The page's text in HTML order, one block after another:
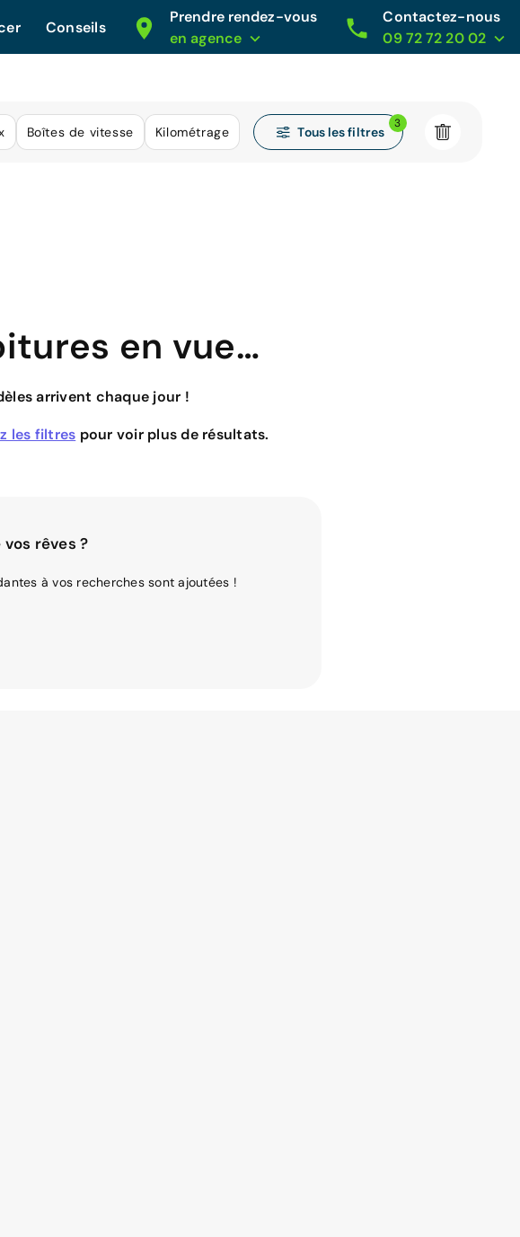
Conseils
Prendre rendez-vous
en agence
Contactez-nous
09 72 72 20 02
Boîtes de vitesse Kilométrage Tous les filtres
3
en vue…
arrivent chaque jour !
les filtres pour voir plus de résultats.
rêves ?
à vos recherches sont ajoutées !